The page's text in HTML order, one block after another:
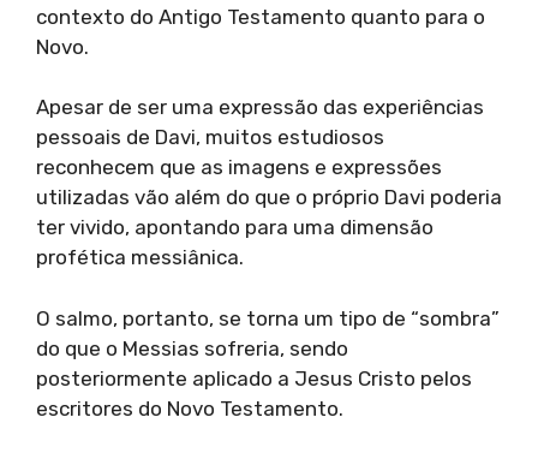
contexto do Antigo Testamento quanto para o
Novo.
Apesar de ser uma expressão das experiências
pessoais de Davi, muitos estudiosos
reconhecem que as imagens e expressões
utilizadas vão além do que o próprio Davi poderia
ter vivido, apontando para uma dimensão
profética messiânica.
O salmo, portanto, se torna um tipo de “sombra”
do que o Messias sofreria, sendo
posteriormente aplicado a Jesus Cristo pelos
escritores do Novo Testamento.